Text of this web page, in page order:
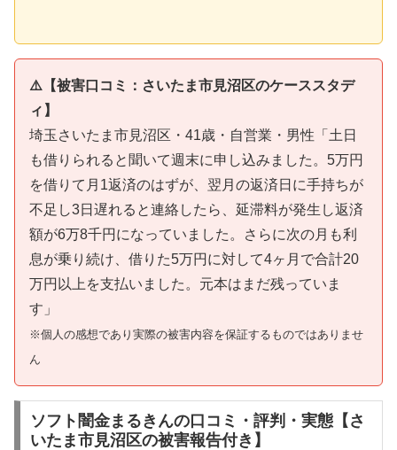
⚠️【被害口コミ：さいたま市見沼区のケーススタデ
ィ】
埼玉さいたま市見沼区・41歳・自営業・男性「土日
も借りられると聞いて週末に申し込みました。5万円
を借りて月1返済のはずが、翌月の返済日に手持ちが
不足し3日遅れると連絡したら、延滞料が発生し返済
額が6万8千円になっていました。さらに次の月も利
息が乗り続け、借りた5万円に対して4ヶ月で合計20
万円以上を支払いました。元本はまだ残っていま
す」
※個人の感想であり実際の被害内容を保証するものではありませ
ん
ソフト闇金まるきんの口コミ・評判・実態【さ
いたま市見沼区の被害報告付き】